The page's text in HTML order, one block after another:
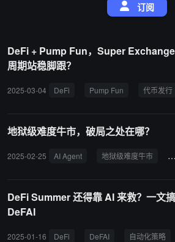
订阅
DeFi + Pump Fun，Super
周期站稳脚跟？
2025-03-04 DeFi Pump Fun 代币发行
地狱级难度牛市，破局之处在哪？
2025-02-25 AI Agent 地狱级难度牛市
DeFi Summer 还得靠 AI 来救？一文
DeFAI
2025-01-16 DeFi DeFAI 自动化策略